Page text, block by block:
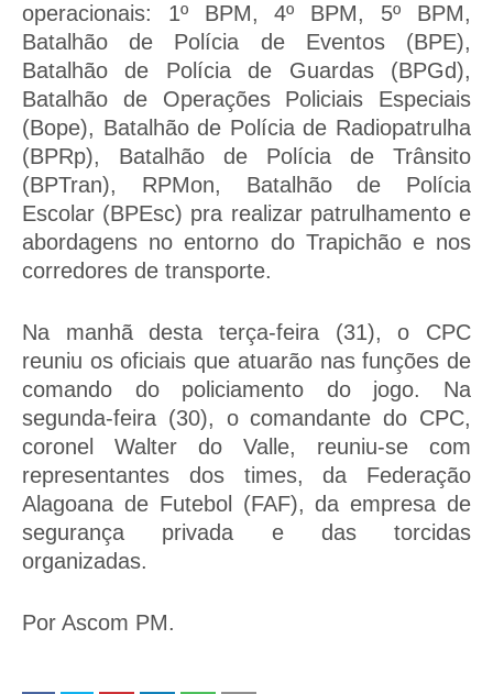
operacionais: 1º BPM, 4º BPM, 5º BPM,
Batalhão de Polícia de Eventos (BPE),
Batalhão de Polícia de Guardas (BPGd),
Batalhão de Operações Policiais Especiais
(Bope), Batalhão de Polícia de Radiopatrulha
(BPRp), Batalhão de Polícia de Trânsito
(BPTran), RPMon, Batalhão de Polícia
Escolar (BPEsc) pra realizar patrulhamento e
abordagens no entorno do Trapichão e nos
corredores de transporte.
Na manhã desta terça-feira (31), o CPC
reuniu os oficiais que atuarão nas funções de
comando do policiamento do jogo. Na
segunda-feira (30), o comandante do CPC,
coronel Walter do Valle, reuniu-se com
representantes dos times, da Federação
Alagoana de Futebol (FAF), da empresa de
segurança privada e das torcidas
organizadas.
Por Ascom PM.